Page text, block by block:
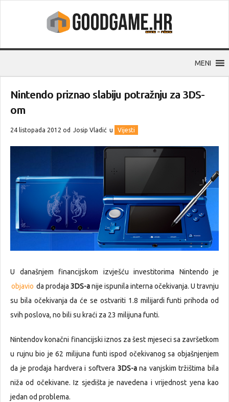
MENI
Nintendo priznao slabiju potražnju za 3DS-
om
24 listopada 2012 od Josip Vladić u Vijesti
U današnjem financijskom izvješću investitorima Nintendo je
objavio da prodaja 3DS-anije ispunila interna očekivanja. U travnju
su bila očekivanja da će se ostvariti 1.8 milijardi funti prihoda od
svih poslova, no bili su kraći za 23 milijuna funti.
Nintendov konačni financijski iznos za šest mjeseci sa završetkom
u rujnu bio je 62 milijuna funti ispod očekivanog sa objašnjenjem
da je prodaja hardvera i softvera 3DS-ana vanjskim tržištima bila
niža od očekivane. Iz sjedišta je navedena i vrijednost yena kao
jedan od problema.